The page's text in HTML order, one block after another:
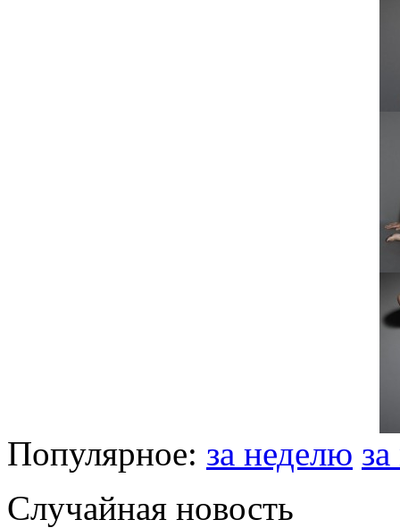
Популярное: за неделю
Случайная новость